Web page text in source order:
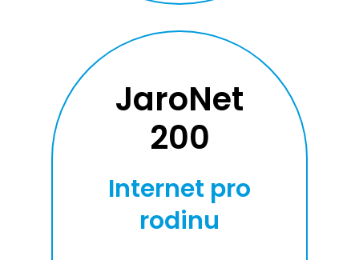
JaroNet
200
Internet pro
rodinu